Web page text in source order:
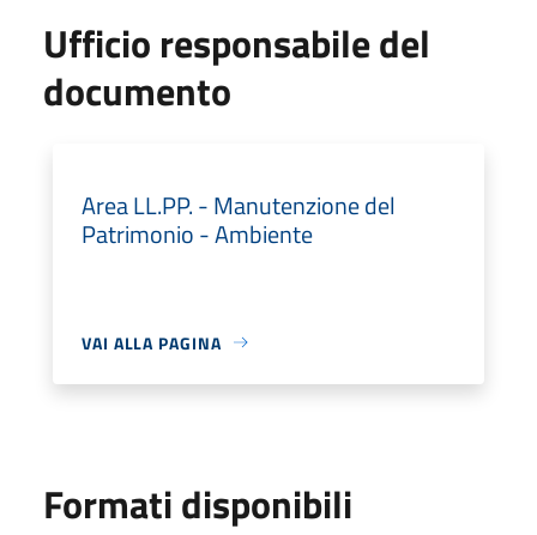
Ufficio responsabile del
documento
Area LL.PP. - Manutenzione del
Patrimonio - Ambiente
VAI ALLA PAGINA
Formati disponibili